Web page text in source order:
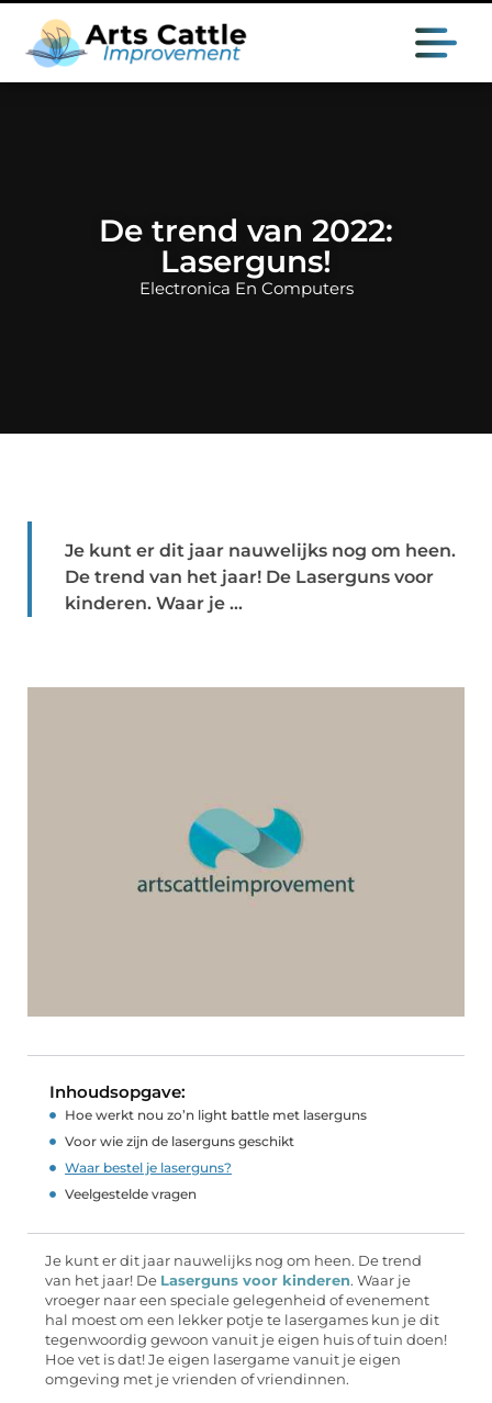
De trend van 2022:
Laserguns!
Electronica En Computers
Je kunt er dit jaar nauwelijks nog om heen.
De trend van het jaar! De Laserguns voor
kinderen. Waar je ...
Inhoudsopgave:
Hoe werkt nou zo’n light battle met laserguns
Voor wie zijn de laserguns geschikt
Waar bestel je laserguns?
Veelgestelde vragen
Je kunt er dit jaar nauwelijks nog om heen. De trend
van het jaar! De Laserguns voor kinderen. Waar je
vroeger naar een speciale gelegenheid of evenement
hal moest om een lekker potje te lasergames kun je dit
tegenwoordig gewoon vanuit je eigen huis of tuin doen!
Hoe vet is dat! Je eigen lasergame vanuit je eigen
omgeving met je vrienden of vriendinnen.